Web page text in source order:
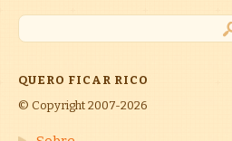
QUERO FICAR RICO
© Copyright 2007-2026